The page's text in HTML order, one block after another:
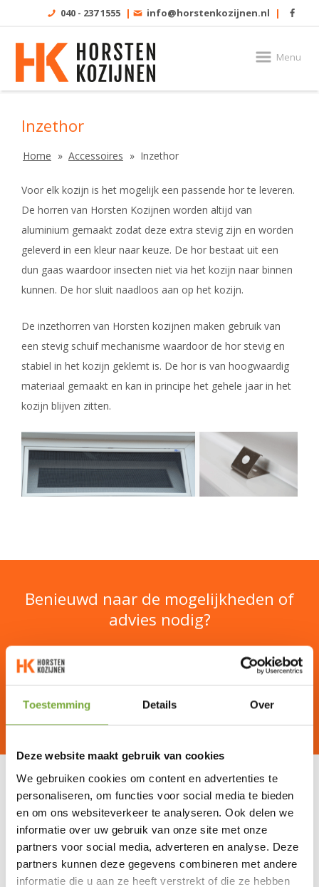
Toestemming Details Over
Deze website maakt gebruik van cookies
We gebruiken cookies om content en advertenties te
personaliseren, om functies voor social media te bieden
en om ons websiteverkeer te analyseren. Ook delen we
informatie over uw gebruik van onze site met onze
partners voor social media, adverteren en analyse. Deze
partners kunnen deze gegevens combineren met andere
informatie die u aan ze heeft verstrekt of die ze hebben
040 - 237 1555 | info@horstenkozijnen.nl |
Menu
Inzethor
Home Accessoires Inzethor
Voor elk kozijn is het mogelijk een passende hor te leveren.
De horren van Horsten Kozijnen worden altijd van
aluminium gemaakt zodat deze extra stevig zijn en worden
geleverd in een kleur naar keuze. De hor bestaat uit een
dun gaas waardoor insecten niet via het kozijn naar binnen
kunnen. De hor sluit naadloos aan op het kozijn.
De inzethorren van Horsten kozijnen maken gebruik van
een stevig schuif mechanisme waardoor de hor stevig en
stabiel in het kozijn geklemt is. De hor is van hoogwaardig
materiaal gemaakt en kan in principe het gehele jaar in het
kozijn blijven zitten.
Benieuwd naar de mogelijkheden of
advies nodig?
040 - 237 1555 info@horstenkozijnen.nl
afspraak maken offerte aanvragen
9.0